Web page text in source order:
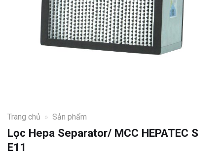
Trang chủ » Sản phẩm
Lọc Hepa Separator/ MCC HEPATEC S
E11